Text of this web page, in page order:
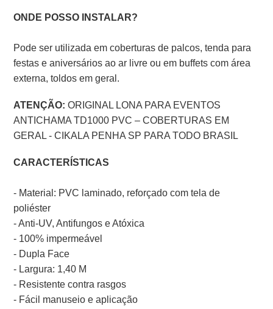
ONDE POSSO INSTALAR?
Pode ser utilizada em coberturas de palcos, tenda para
festas e aniversários ao ar livre ou em buffets com área
externa, toldos em geral.
ATENÇÃO: ORIGINAL LONA PARA EVENTOS
ANTICHAMA TD1000 PVC – COBERTURAS EM
GERAL - CIKALA PENHA SP PARA TODO BRASIL
CARACTERÍSTICAS
- Material: PVC laminado, reforçado com tela de
poliéster
- Anti-UV, Antifungos e Atóxica
- 100% impermeável
- Dupla Face
- Largura: 1,40 M
- Resistente contra rasgos
- Fácil manuseio e aplicação